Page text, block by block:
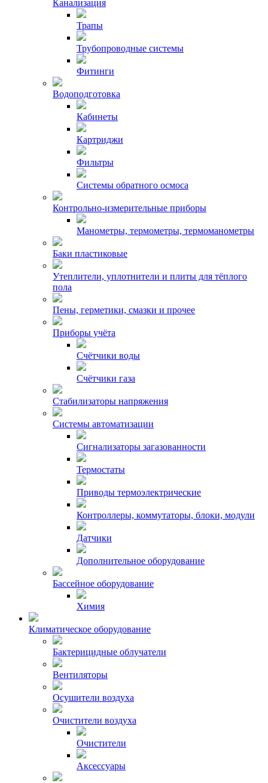
Канализация
Трапы
Трубопроводные системы
Фитинги
Водоподготовка
Кабинеты
Картриджи
Фильтры
Системы обратного осмоса
Контрольно-измерительные приборы
Манометры, термометры, термоманометры
Баки пластиковые
Утеплители, уплотнители и плиты для тёплого
пола
Пены, герметики, смазки и прочее
Приборы учёта
Счётчики воды
Счётчики газа
Стабилизаторы напряжения
Системы автоматизации
Сигнализаторы загазованности
Термостаты
Приводы термоэлектрические
Контроллеры, коммутаторы, блоки, модули
Датчики
Дополнительное оборудование
Бассейное оборудование
Химия
Климатическое оборудование
Бактерицидные облучатели
Вентиляторы
Осушители воздуха
Очистители воздуха
Очистители
Аксессуары